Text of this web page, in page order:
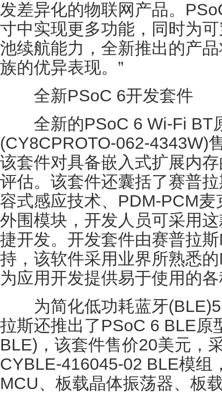
发差异化的物联网产品。
寸中实现更多功能，同时为
池续航能力，全新推出的产
族的优异表现。”
全新PSoC 6开发套件
全新的PSoC 6 Wi-Fi BT
(CY8CPROTO-062-4343W)
该套件对具备嵌入式扩展内
评估。该套件还囊括了赛普
容式感应技术、PDM-PCM
外围模块，开发人员可采用
捷开发。开发套件由赛普拉
持，该软件采用业界所熟悉
为应用开发提供易于使用的
为简化低功耗蓝牙
拉斯还推出了PSoC 6 BLE原
BLE)，该套件售价20美元，
CYBLE-416045-02 BLE模组
MCU、板载晶体振荡器、板